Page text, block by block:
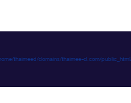
thaimeed/domains/thaimee-d.com/